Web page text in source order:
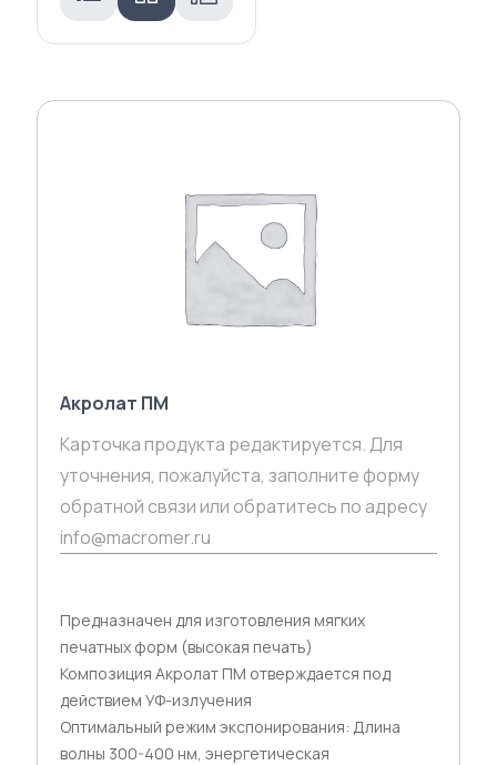
Акролат ПМ
Карточка продукта редактируется. Для
уточнения, пожалуйста, заполните форму
обратной связи или обратитесь по адресу
info@macromer.ru
Предназначен для изготовления мягких
печатных форм (высокая печать)
Композиция Акролат ПМ отверждается под
действием УФ-излучения
Оптимальный режим экспонирования: Длина
волны 300-400 нм, энергетическая